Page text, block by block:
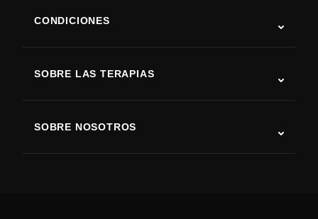
CONDICIONES
Enfermedad de Parkinson
Artritis
SOBRE LAS TERAPIAS
SOBRE NOSOTROS